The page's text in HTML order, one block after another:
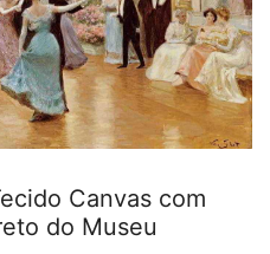
Canvas com
do Museu